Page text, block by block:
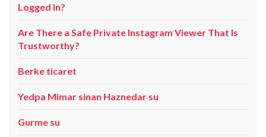
Logged In?
Are There a Safe Private Instagram Viewer That Is
Trustworthy?
Berke ticaret
Yedpa Mimar sinan Haznedar su
Gurme su